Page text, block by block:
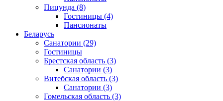
Пицунда (8)
Гостиницы (4)
Пансионаты
Беларусь
Санатории (29)
Гостиницы
Брестская область (3)
Санатории (3)
Витебская область (3)
Санатории (3)
Гомельская область (3)